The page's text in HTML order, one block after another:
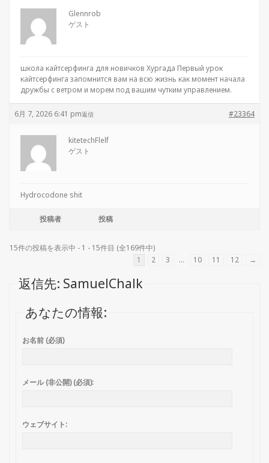
Glennrob
ゲスト
школа кайтсерфинга для новичков Хургада Первый урок
кайтсерфинга запомнится вам на всю жизнь как момент начала
дружбы с ветром и морем под вашим чутким управлением.
6月 7, 2026 6:41 pm #23364
返信
kitetechFlelf
ゲスト
Hydrocodone shit
投稿者 投稿
15件の投稿を表示中 - 1 - 15件目 (全169件中)
1
2 3 … 10 11 12 →
返信先: SamuelChalk
あなたの情報:
お名前 (必須)
メール (非公開) (必須):
ウェブサイト: